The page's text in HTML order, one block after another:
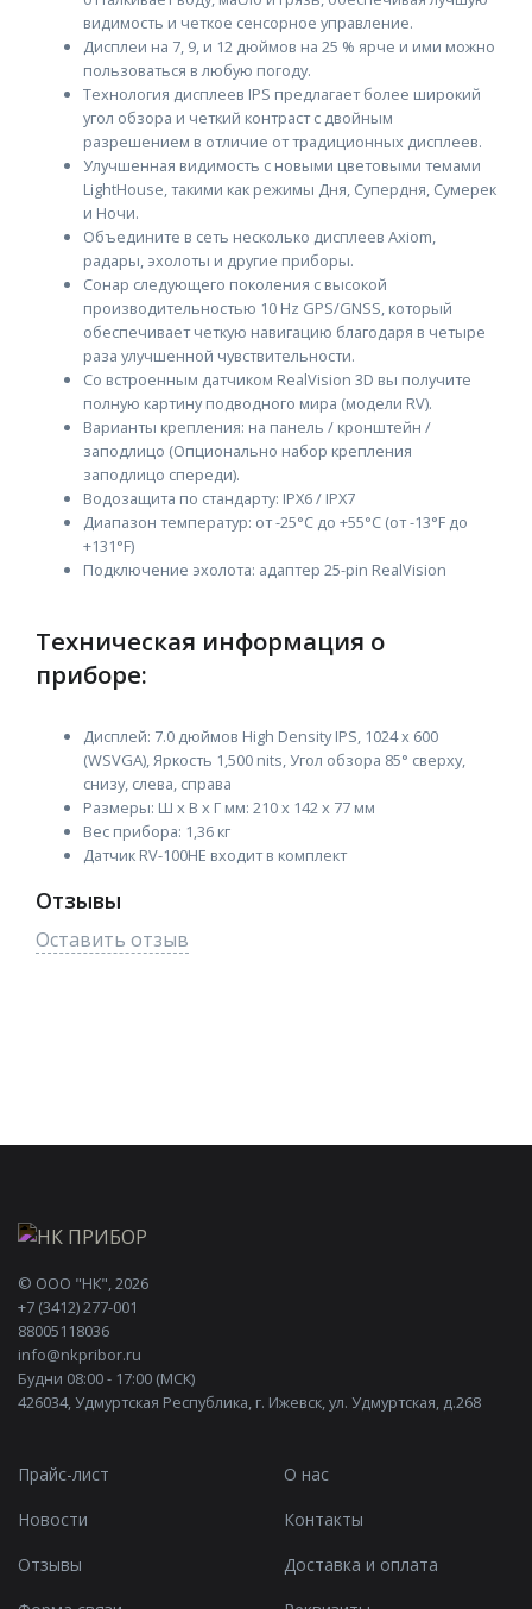
видимость и четкое сенсорное управление.
Дисплеи на 7, 9, и 12 дюймов на 25 % ярче и ими можно
пользоваться в любую погоду.
Технология дисплеев IPS предлагает более широкий
угол обзора и четкий контраст с двойным
разрешением в отличие от традиционных дисплеев.
Улучшенная видимость с новыми цветовыми темами
LightHouse, такими как режимы Дня, Супердня, Сумерек
и Ночи.
Объедините в сеть несколько дисплеев Axiom,
радары, эхолоты и другие приборы.
Сонар следующего поколения с высокой
производительностью 10 Hz GPS/GNSS, который
обеспечивает четкую навигацию благодаря в четыре
раза улучшенной чувствительности.
Со встроенным датчиком RealVision 3D вы получите
полную картину подводного мира (модели RV).
Варианты крепления: на панель / кронштейн /
заподлицо (Опционально набор крепления
заподлицо спереди).
Водозащита по стандарту: IPX6 / IPX7
Диапазон температур: от -25°C до +55°C (от -13°F до
+131°F)
Подключение эхолота: адаптер 25-pin RealVision
Техническая информация о
приборе:
Дисплей: 7.0 дюймов High Density IPS, 1024 x 600
(WSVGA), Яркость 1,500 nits, Угол обзора 85° сверху,
снизу, слева, справа
Размеры: Ш x В x Г мм: 210 x 142 x 77 мм
Вес прибора: 1,36 кг
Датчик RV-100НЕ входит в комплект
Отзывы
Оставить отзыв
© ООО "НК", 2026
+7 (3412) 277-001
88005118036
info@nkpribor.ru
Будни 08:00 - 17:00 (МСК)
426034, Удмуртская Республика, г. Ижевск, ул. Удмуртская, д.268
Прайс-лист
Новости
Отзывы
О нас
Контакты
Доставка и оплата